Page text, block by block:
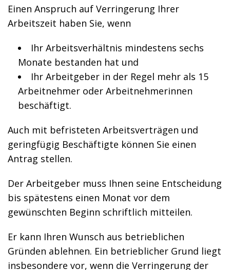
Einen Anspruch auf Verringerung Ihrer
Arbeitszeit haben Sie, wenn
Ihr Arbeitsverhältnis mindestens sechs
Monate bestanden hat und
Ihr Arbeitgeber in der Regel mehr als 15
Arbeitnehmer oder Arbeitnehmerinnen
beschäftigt.
Auch mit befristeten Arbeitsverträgen und
geringfügig Beschäftigte können Sie einen
Antrag stellen.
Der Arbeitgeber muss Ihnen seine Entscheidung
bis spätestens einen Monat vor dem
gewünschten Beginn schriftlich mitteilen.
Er kann Ihren Wunsch aus betrieblichen
Gründen ablehnen. Ein betrieblicher Grund liegt
insbesondere vor, wenn die Verringerung der